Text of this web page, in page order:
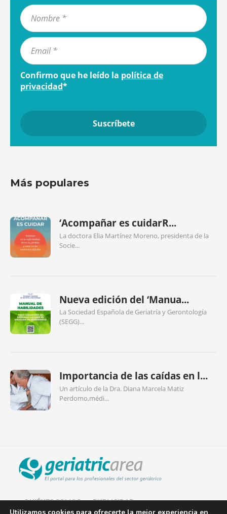
Confirmo que he leído la política de
privacidad*
Más populares
‘Acompañar es cuidarR...
La doctora Elia Martínez Moreno, presidenta de la
Socie...
Nueva edición del ‘Manua...
La Sociedad Española de Geriatría y Gerontología
(SEGG)...
Importancia de las caídas en l...
Un artículo de la Dra. Diana Marcela Matiz
Perdomo,médi...
QUIÉNES SOMOS PUBLICIDAD